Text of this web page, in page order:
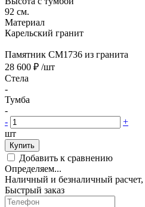
92 см.
Материал
Карельский гранит
Памятник CM1736 из гранита
28 600 ₽ /шт
Стела
-
Тумба
-
-
+
шт
Купить
Добавить к сравнению
Определяем...
Наличный и безналичный расчет,
Быстрый заказ